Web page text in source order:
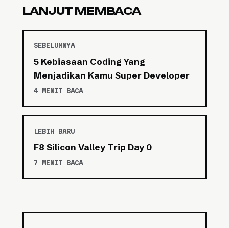
LANJUT MEMBACA
SEBELUMNYA
5 Kebiasaan Coding Yang
Menjadikan Kamu Super Developer
4 MENIT BACA
LEBIH BARU
F8 Silicon Valley Trip Day 0
7 MENIT BACA